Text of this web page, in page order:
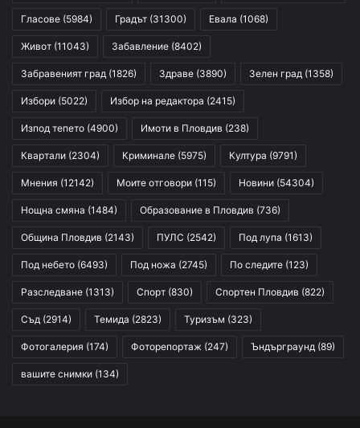
Гласове (5984) Градът (31300) Евала (1068)
Живот (11043) Забавление (8402)
Забравеният град (1826) Здраве (3890) Зелен град (1358)
Избори (5022) Избор на редактора (2415)
Изпод тепето (4900) Имоти в Пловдив (238)
Квартали (2304) Криминале (5975) Култура (9791)
Мнения (12142) Моите отговори (115) Новини (54304)
Нощна смяна (1484) Образование в Пловдив (736)
Община Пловдив (2143) ПУЛС (2542) Под лупа (1613)
Под небето (6493) Под ножа (2745) По следите (123)
Разследване (1313) Спорт (830) Спортен Пловдив (822)
Съд (2914) Темида (2823) Туризъм (323)
Фотогалерия (174) Фоторепортаж (247) Ъндърграунд (89)
вашите снимки (134)